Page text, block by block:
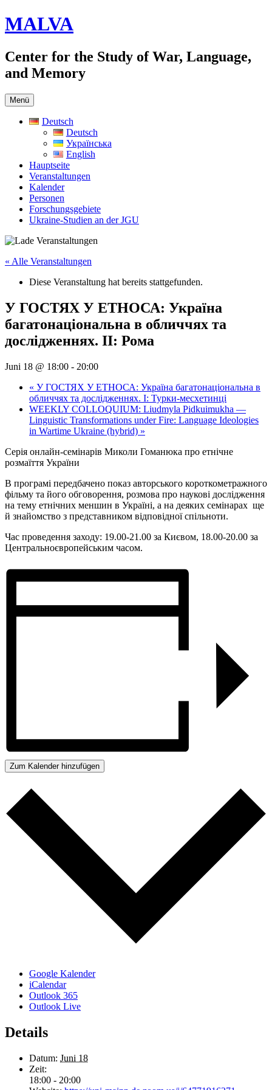
Zum
Inhalt
MALVA
Center for the Study of War, Language,
and Memory
Menü
Deutsch
Deutsch
Українська
English
Hauptseite
Veranstaltungen
Kalender
Personen
Forschungsgebiete
Ukraine-Studien an der JGU
« Alle Veranstaltungen
Diese Veranstaltung hat bereits stattgefunden.
У ГОСТЯХ У ЕТНОСА: Україна
багатонаціональна в обличчях та
дослідженнях. II: Рома
Juni 18 @ 18:00 - 20:00
« У ГОСТЯХ У ЕТНОСА: Україна багатонаціональна в
обличчях та дослідженнях. I: Турки-месхетинці
WEEKLY COLLOQUIUM: Liudmyla Pidkuimukha —
Linguistic Transformations under Fire: Language Ideologies
in Wartime Ukraine (hybrid) »
Серія онлайн-семінарів Миколи Гоманюка про етнічне
розмаїття України
В програмі передбачено показ авторського короткометражного
фільму та його обговорення, розмова про наукові дослідження
на тему етнічних меншин в Україні, а на деяких семінарах ще
й знайомство з представником відповідної спільноти.
Час проведення заходу: 19.00-21.00 за Києвом, 18.00-20.00 за
Центральноєвропейським часом.
Zum Kalender hinzufügen
Google Kalender
iCalendar
Outlook 365
Outlook Live
Details
Datum: Juni 18
Zeit:
18:00 - 20:00